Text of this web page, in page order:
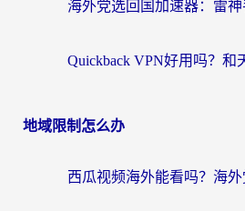
地域限制怎么办